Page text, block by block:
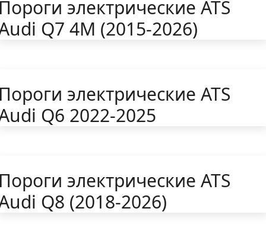
электрические ATS
Q7 4M (2015-2026)
электрические ATS
Q6 2022-2025
электрические ATS
Q8 (2018-2026)